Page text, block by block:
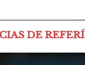
DE REFERÍ